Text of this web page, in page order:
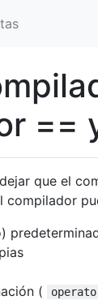
==
que el
compilador
(